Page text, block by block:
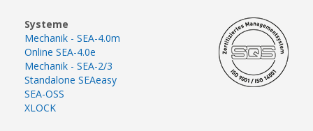
Systeme
Mechanik - SEA-4.0m
Online SEA-4.0e
Mechanik - SEA-2/3
Standalone SEAeasy
SEA-OSS
XLOCK